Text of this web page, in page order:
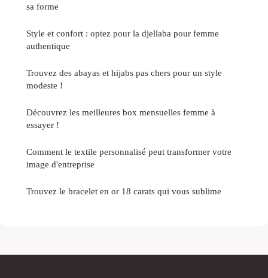
sa forme
Style et confort : optez pour la djellaba pour femme
authentique
Trouvez des abayas et hijabs pas chers pour un style
modeste !
Découvrez les meilleures box mensuelles femme à
essayer !
Comment le textile personnalisé peut transformer votre
image d'entreprise
Trouvez le bracelet en or 18 carats qui vous sublime